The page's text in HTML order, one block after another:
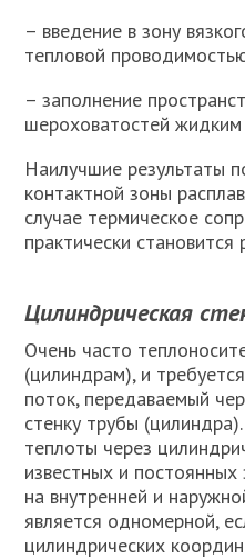
– введение в зону
тепловой
– заполнение
шероховатостей
Наилучшие результаты
контактной зоны
случае термическое
практически
Цилиндрическая
Очень часто
(цилиндрам), и
поток, передаваемый
стенку трубы
теплоты через
известных и
на внутренней и
является одномерной,
цилиндрических